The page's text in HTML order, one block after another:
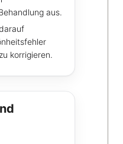
aus.
korrigieren.